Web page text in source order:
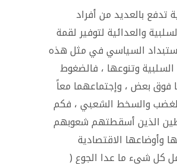
تدفع بالعديد من أفراد
والعدائية لتوفير لقمة
السياسي في مثل هذه
وتنوعها ، فالضغوط
فوق بعض ، وإجتماعهما معاً
والسخط الشعبي ، فكم
الذين أسقطتهم شعوبهم
وأوضاعها الاقتصادية
كل شيء ما عدا الجوع (